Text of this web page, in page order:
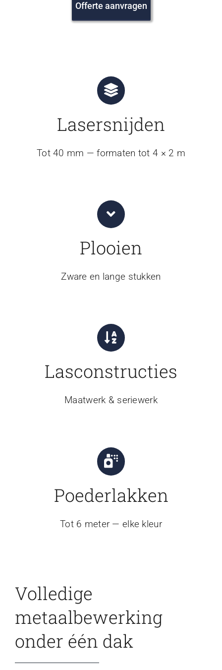
Offerte aanvragen
Lasersnijden
Tot 40 mm — formaten tot 4 × 2 m
Plooien
Zware en lange stukken
Lasconstructies
Maatwerk & seriewerk
Poederlakken
Tot 6 meter — elke kleur
Volledige
metaalbewerking
onder één dak